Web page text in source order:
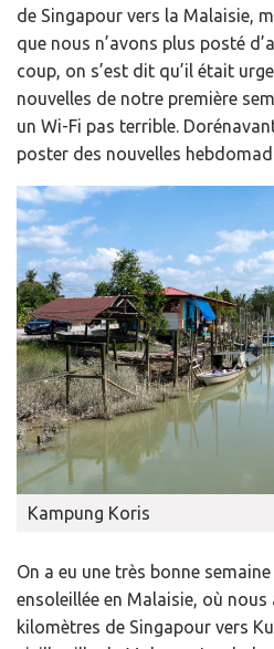
de Singapour vers la Malaisie,
que nous n’avons plus posté
coup, on s’est dit qu’il était
nouvelles de notre première
un Wi-Fi pas terrible.
poster des nouvelles
Kampung Koris
On a eu une très bonne
ensoleillée en Malaisie, où
kilomètres de Singapour vers